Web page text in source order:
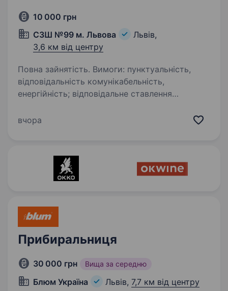
10 000 грн
СЗШ №99 м. Львова
Львів,
3,6 км від центру
Повна зайнятість. Вимоги: пунктуальність,
відповідальність комунікабельність,
енергійність; відповідальне ставлення
вчора
Прибиральниця
30 000 грн Вища за середню
Блюм Україна Львів, 7,7 км від центру